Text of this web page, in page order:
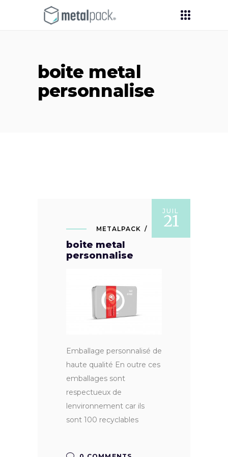
boite metal
personnalise
JUIL
21
METALPACK
boite metal
personnalise
Emballage personnalisé de
haute qualité En outre ces
emballages sont
respectueux de
lenvironnement car ils
sont 100 recyclables